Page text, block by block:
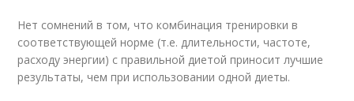
Нет сомнений в том, что комбинация тренировки в
соответствующей норме (т.е. длительности, частоте,
расходу энергии) с правильной диетой приносит лучшие
результаты, чем при использовании одной диеты.